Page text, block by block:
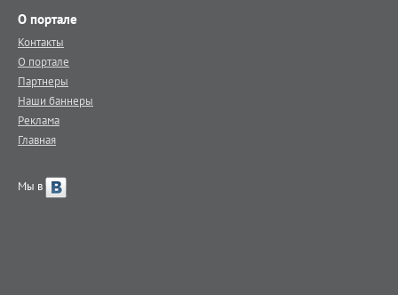
О портале
Контакты
О портале
Партнеры
Наши баннеры
Реклама
Главная
Мы в